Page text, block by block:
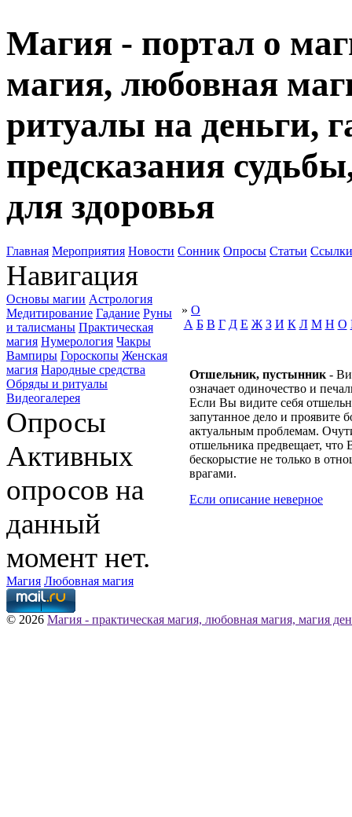
Магия - портал о
магия, любовная
ритуалы на деньги,
предсказания
для здоровья
Главная Мероприятия Новости Сонник Опросы Статьи Ссылки
Навигация
Основы магии Астрология
Медитирование Гадание Руны
и талисманы Практическая
магия Нумерология Чакры
Вампиры Гороскопы Женская
магия Народные средства
Обряды и ритуалы
Видеогалерея
Опросы
Активных
опросов на
данный
момент нет.
» О
А Б В Г Д Е Ж З И К Л М Н О
Отшельник, пустынник -
означает одиночество и
Если Вы видите себя
запутанное дело и проявите
актуальным проблемам.
отшельника предвещает, что
бескорыстие не только в
врагами.
Если описание неверное
Магия Любовная магия
© 2026 Магия - практическая магия, любовная магия, магия